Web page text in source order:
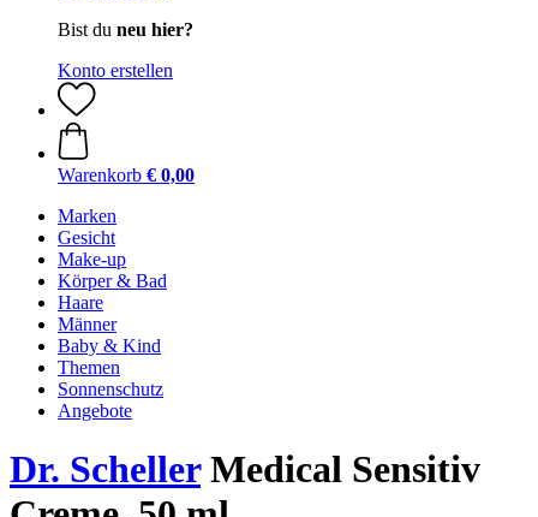
Bist du neu hier?
Konto erstellen
Warenkorb € 0,00
Marken
Gesicht
Make-up
Körper & Bad
Haare
Männer
Baby & Kind
Themen
Sonnenschutz
Angebote
Dr. SchellerMedical Sensitiv